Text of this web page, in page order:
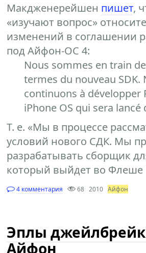
Макдженерейшен пишет,
«изучают вопрос»
изменений в соглашении
под Айфон-ОС 4:
Nous sommes en train
termes du nouveau SDK.
continuons à développer
iPhone OS qui sera lancé
Т. е. «Мы в процессе
условий нового СДК. Мы
разрабатывать сборщик
который выйдет во Флеше
4 комментария 68 2010 Айфон
Эплы
Айфон